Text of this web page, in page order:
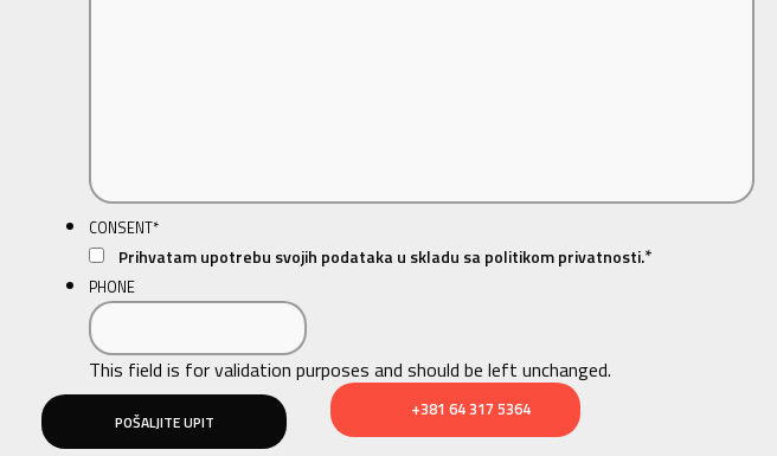
CONSENT*
Prihvatam upotrebu svojih podataka u skladu sa politikom privatnosti.*
PHONE
This field is for validation purposes and should be left unchanged.
+381 64 317 5364